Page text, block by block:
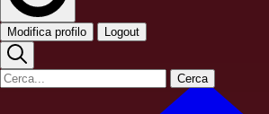
Modifica profilo Logout
Cerca